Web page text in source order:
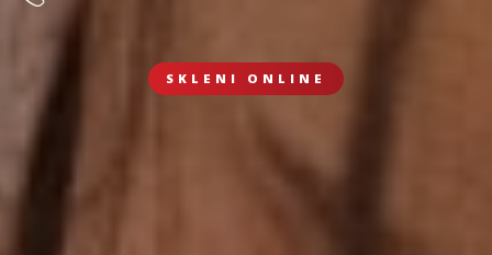
SKLENI ONLINE